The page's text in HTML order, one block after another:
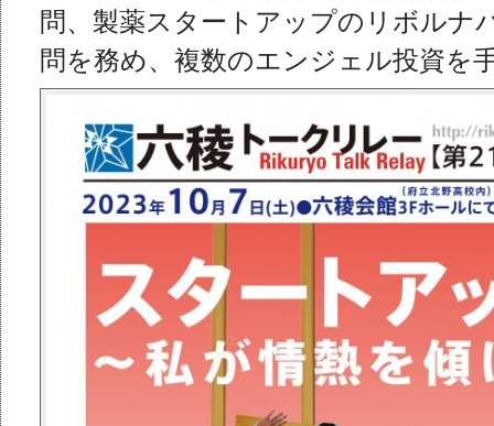
問、製薬スタートアップのリボルナ
問を務め、複数のエンジェル投資を